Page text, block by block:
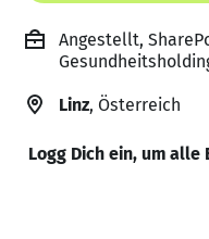
Angestellt,
Linz, Österreich
Logg Dich ein, um alle